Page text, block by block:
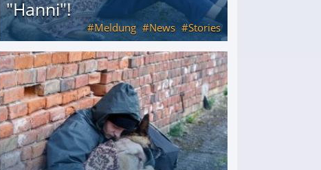
"Hanni"!
Meldung News Stories
seine Hündin "Hanni"!